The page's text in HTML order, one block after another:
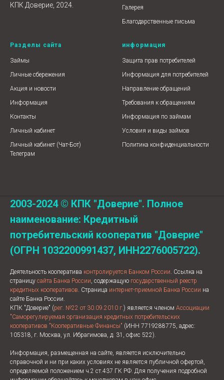
КПК Доверие, 2024.
Галерея
Благодарственные письма
Разделы сайта
Займы
Личные сбережения
Акция и новости
Информация
Контакты
Личный кабинет
Личный кабинет (Чат-Бот)
Телеграм
информация
Защита прав потребителей
Информация для потребителей
Направление обращений
Требования к обращениям
Информация по займам
Условия и виды займов
Политика конфиденциальности
2003-2024 © КПК "Доверие". Полное
наименование: Кредитный
потребительский кооператив "Доверие"
(ОГРН 1032200991437, ИНН2276005722).
Деятельность кооператива контролируется Банком России . Ссылка на
страницу сайта Банка России , содержащую государственный реестр
кредитных кооперативов . Страница интернет-приемной Банка России на
сайте Банка России.
КПК "Доверие" (рег. №22 от 30.09.2010 г. ) является членом Ассоциации
"Саморегулируемая организация кредитных потребительских
кооперативов "Кооперативные Финансы" (ИНН 7719288775, адрес:
105318, г. Москва, ул. Ибрагимова, д. 31, офис 522).
Информация, размещенная на сайте, является исключительно
справочной и ни при каких условиях не является публичной офертой,
определяемой положением ч.2 ст.437 ГК РФ. Для получения подробной